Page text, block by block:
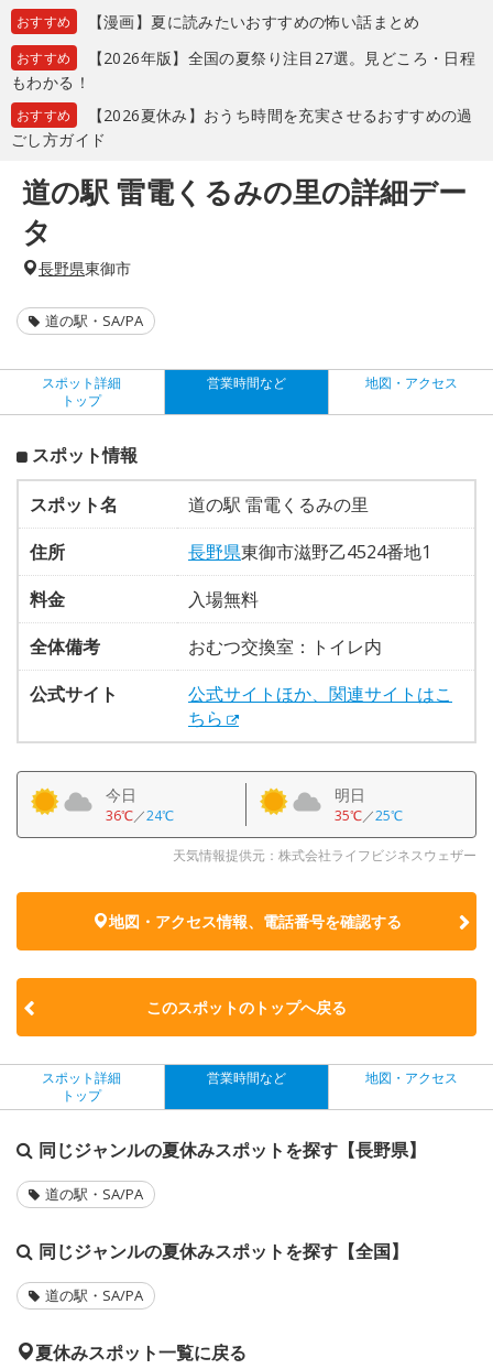
おすすめ 【漫画】夏に読みたいおすすめの怖い話まとめ
おすすめ
【2026年版】全国の夏祭り注目27選。見どころ・日程
もわかる！
おすすめ
【2026夏休み】おうち時間を充実させるおすすめの過
ごし方ガイド
道の駅 雷電くるみの里の詳細デー
タ
長野県東御市
道の駅・SA/PA
スポット詳細
トップ
営業時間など 地図・アクセス
スポット情報
スポット名
道の駅 雷電くるみの里
住所
長野県東御市滋野乙4524番地1
料金
入場無料
全体備考
おむつ交換室：トイレ内
公式サイト
公式サイトほか、関連サイトはこ
ちら
今日
36℃／24℃
明日
35℃／25℃
天気情報提供元：株式会社ライフビジネスウェザー
地図・アクセス情報、電話番号を確認する
このスポットのトップへ戻る
スポット詳細
トップ
営業時間など 地図・アクセス
同じジャンルの夏休みスポットを探す【長野県】
道の駅・SA/PA
同じジャンルの夏休みスポットを探す【全国】
道の駅・SA/PA
夏休みスポット一覧に戻る